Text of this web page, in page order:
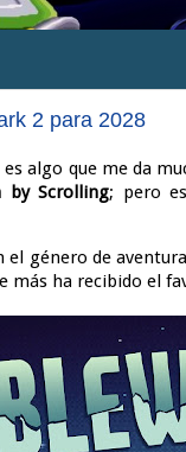
2 para 2028
algo que me da
by Scrolling; pero
el género de
más ha recibido el